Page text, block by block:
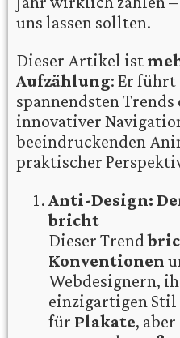
uns lassen sollten.
Dieser Artikel ist
Aufzählung: Er
spannendsten Trends
innovativer
beeindruckenden
praktischer
Anti-Design:
bricht
Dieser Trend
Konventionen
Webdesignern,
einzigartigen
für Plakate,